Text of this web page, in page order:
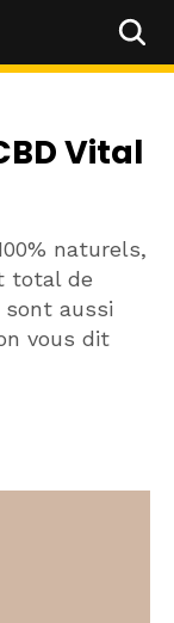
Vital
naturels,
total de
sont aussi
vous dit